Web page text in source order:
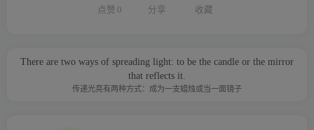
点赞 0 分享 收藏
There are two ways of spreading light: to be the candle or the mirror
that reflects it.
传递光亮有两种方式：成为一支蜡烛或当一面镜子